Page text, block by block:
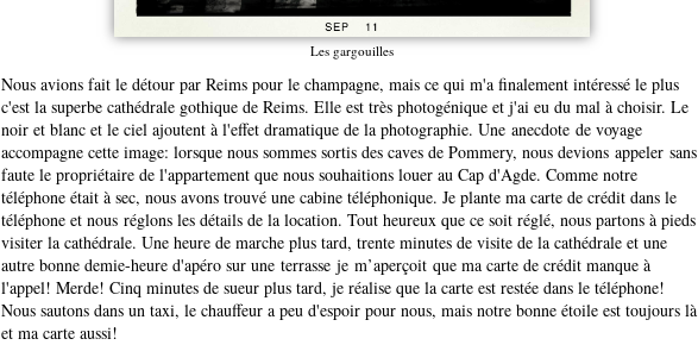
Les gargouilles
Nous avions fait le détour par Reims pour le champagne, mais ce qui m'a finalement intéressé le plus
c'est la superbe cathédrale gothique de Reims. Elle est très photogénique et j'ai eu du mal à choisir. Le
noir et blanc et le ciel ajoutent à l'effet dramatique de la photographie. Une anecdote de voyage
accompagne cette image: lorsque nous sommes sortis des caves de Pommery, nous devions appeler sans
faute le propriétaire de l'appartement que nous souhaitions louer au Cap d'Agde. Comme notre
téléphone était à sec, nous avons trouvé une cabine téléphonique. Je plante ma carte de crédit dans le
téléphone et nous réglons les détails de la location. Tout heureux que ce soit réglé, nous partons à pieds
visiter la cathédrale. Une heure de marche plus tard, trente minutes de visite de la cathédrale et une
autre bonne demie-heure d'apéro sur une terrasse je m’aperçoit que ma carte de crédit manque à
l'appel! Merde! Cinq minutes de sueur plus tard, je réalise que la carte est restée dans le téléphone!
Nous sautons dans un taxi, le chauffeur a peu d'espoir pour nous, mais notre bonne étoile est toujours là
et ma carte aussi!